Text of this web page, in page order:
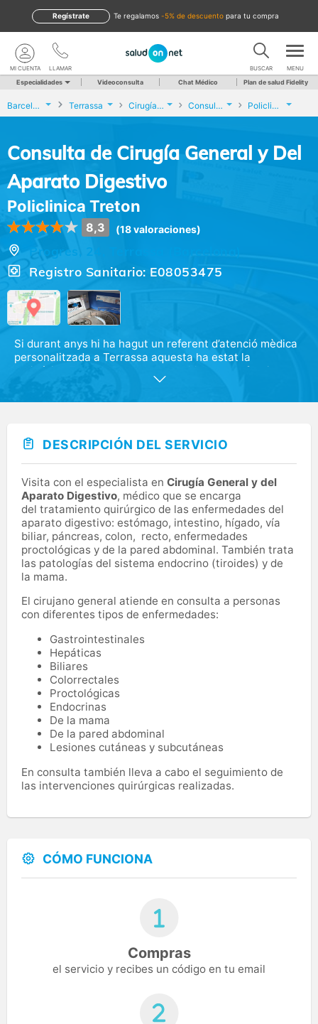
te regalamos -5% de descuento para tu compra
Regístrate
LLAMAR
MI CUENTA BUSCAR MENU
Especialidades Videoconsulta Chat Médico Plan de salud Fidelity
Barcelona Terrassa Cirugía General y del Aparato Digestivo Consulta de Cirugía General y Del Aparato Digestivo Policlinica Treton
Consulta de Cirugía General y Del
Aparato Digestivo
Policlinica Treton
8,3 (18 valoraciones)
Progres, 24, Terrassa (Barcelona)
Registro Sanitario: E08053475
Si durant anys hi ha hagut un referent d’atenció mèdica
personalitzada a Terrassa aquesta ha estat la
Policlínica Treton. Fundada l’any 1994 per professionals
de la sanitat, metges i cirurgians d’alt nivell professional
evolucionant fins a dispossar de una gran varietat
d’especialitats, tant mèdiques com quirúrgiques que la
fan capdavantera ja no tant sols a Terrassa sinó a
majors dimensions , comptant dins del quadre mèdic
amb referents mèdics i liders d’opinió.
DESCRIPCIÓN DEL SERVICIO
Visita con el especialista en Cirugía General y del
Aparato Digestivo, médico que se encarga
del tratamiento quirúrgico de las enfermedades del
aparato digestivo: estómago, intestino, hígado, vía
biliar, páncreas, colon, recto, enfermedades
proctológicas y de la pared abdominal. También trata
las patologías del sistema endocrino (tiroides) y de
la mama.
El cirujano general atiende en consulta a personas
con diferentes tipos de enfermedades:
Gastrointestinales
Hepáticas
Biliares
Colorrectales
Proctológicas
Endocrinas
De la mama
De la pared abdominal
Lesiones cutáneas y subcutáneas
En consulta también lleva a cabo el seguimiento de
las intervenciones quirúrgicas realizadas.
CÓMO FUNCIONA
Compras
el servicio y recibes un código en tu email